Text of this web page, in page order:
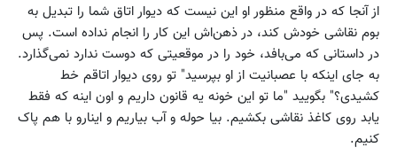
از آنجا که در واقع منظور او این نیست که دیوار اتاق شما را تبدیل به
بوم نقاشی خودش کند، در ذهن‌اش این کار را انجام نداده است. پس
در داستانی که می‌بافد، خود را در موقعیتی که دوست ندارد نمی‌گذارد.
به جای اینکه با عصبانیت از او بپرسید" تو روی دیوار اتاقم خط
کشیدی؟" بگویید "ما تو این خونه یه قانون داریم و اون اینه که فقط
یابد روی کاغذ نقاشی بکشیم. بیا حوله و آب بیاریم و اینارو با هم پاک
کنیم.